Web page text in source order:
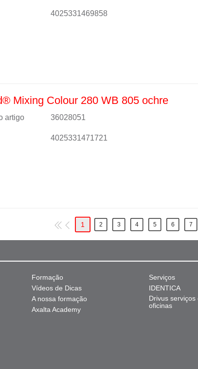
4025331469858
Mixing Colour 280 WB 805 ochre
artigo 36028051
4025331471721
1 2 3 4 5 6 7
Formação
Vídeos de Dicas
A nossa formação
Axalta Academy
Serviços
IDENTICA
Drivus
oficinas